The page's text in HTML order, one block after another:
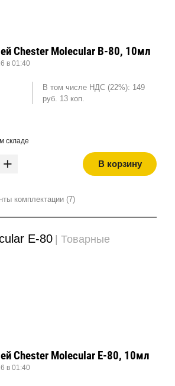
Chester Molecular B-80, 10мл
в 01:40
В том числе НДС (22%): 149
руб. 13 коп.
складе
+ В корзину
комплектации (7)
E-80 | Товарные
Chester Molecular E-80, 10мл
в 01:40